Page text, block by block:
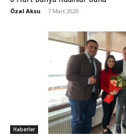
Özal Aksu - 7 Mart 2020
Haberler